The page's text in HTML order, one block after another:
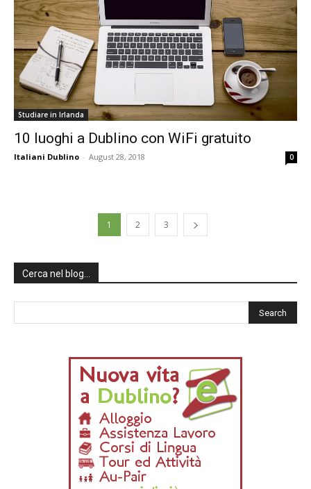
Studiare in Irlanda
10 luoghi a Dublino con WiFi gratuito
Italiani Dublino - August 28, 2018 0
1 2 3
Cerca nel blog…